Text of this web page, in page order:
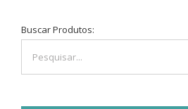
Buscar Produtos: